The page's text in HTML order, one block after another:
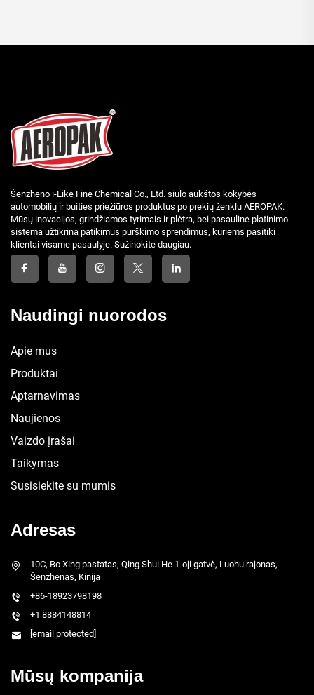
Šenzheno i-Like Fine Chemical Co., Ltd. siūlo aukštos kokybės
automobilių ir buities priežiūros produktus po prekių ženklu AEROPAK.
Mūsų inovacijos, grindžiamos tyrimais ir plėtra, bei pasaulinė platinimo
sistema užtikrina patikimus purškimo sprendimus, kuriems pasitiki
klientai visame pasaulyje. Sužinokite daugiau.
Naudingi nuorodos
Apie mus
Produktai
Aptarnavimas
Naujienos
Vaizdo įrašai
Taikymas
Susisiekite su mumis
Adresas
10C, Bo Xing pastatas, Qing Shui He 1-oji gatvė, Luohu rajonas,
Šenzhenas, Kinija
+86-18923798198
+1 8884148814
[email protected]
Mūsų kompanija